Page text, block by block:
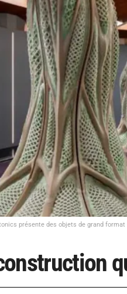
présente des objets de grand